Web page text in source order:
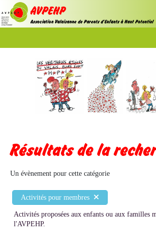
Résultats de la
Un évènement pour cette catégorie
Activités pour membres
Activités proposées aux enfants ou aux familles
l'AVPEHP.